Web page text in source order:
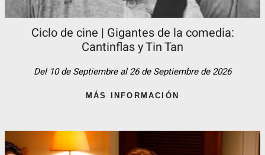
Ciclo de cine | Gigantes de la comedia:
Cantinflas y Tin Tan​
Del 10 de Septiembre al 26 de Septiembre de 2026
MÁS INFORMACIÓN